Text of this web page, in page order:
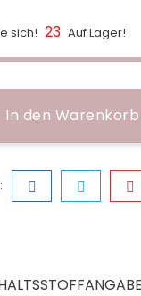
sich! 23 Auf Lager!
In den